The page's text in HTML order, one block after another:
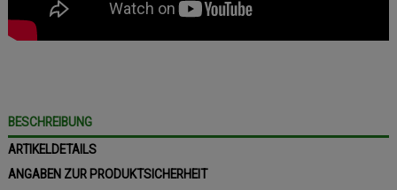
BESCHREIBUNG
ARTIKELDETAILS
ANGABEN ZUR PRODUKTSICHERHEIT